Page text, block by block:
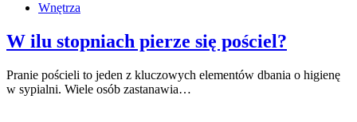
Wnętrza
W ilu stopniach pierze się pościel?
Pranie pościeli to jeden z kluczowych elementów dbania o higienę
w sypialni. Wiele osób zastanawia…